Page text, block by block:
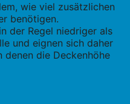
wie viel zusätzlichen
benötigen.
der Regel niedriger als
und eignen sich daher
denen die Deckenhöhe